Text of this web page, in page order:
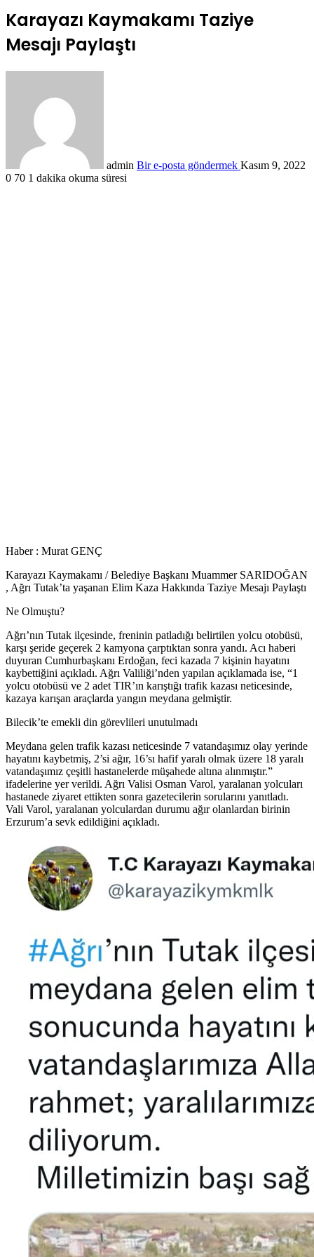
Karayazı Kaymakamı Taziye
Mesajı Paylaştı
admin Bir e-posta göndermek Kasım 9, 2022
0 70 1 dakika okuma süresi
Haber : Murat GENÇ
Karayazı Kaymakamı / Belediye Başkanı Muammer SARIDOĞAN
, Ağrı Tutak’ta yaşanan Elim Kaza Hakkında Taziye Mesajı Paylaştı
Ne Olmuştu?
Ağrı’nın Tutak ilçesinde, freninin patladığı belirtilen yolcu otobüsü,
karşı şeride geçerek 2 kamyona çarptıktan sonra yandı. Acı haberi
duyuran Cumhurbaşkanı Erdoğan, feci kazada 7 kişinin hayatını
kaybettiğini açıkladı. Ağrı Valiliği’nden yapılan açıklamada ise, “1
yolcu otobüsü ve 2 adet TIR’ın karıştığı trafik kazası neticesinde,
kazaya karışan araçlarda yangın meydana gelmiştir.
Bilecik’te emekli din görevlileri unutulmadı
Meydana gelen trafik kazası neticesinde 7 vatandaşımız olay yerinde
hayatını kaybetmiş, 2’si ağır, 16’sı hafif yaralı olmak üzere 18 yaralı
vatandaşımız çeşitli hastanelerde müşahede altına alınmıştır.”
ifadelerine yer verildi. Ağrı Valisi Osman Varol, yaralanan yolcuları
hastanede ziyaret ettikten sonra gazetecilerin sorularını yanıtladı.
Vali Varol, yaralanan yolculardan durumu ağır olanlardan birinin
Erzurum’a sevk edildiğini açıkladı.